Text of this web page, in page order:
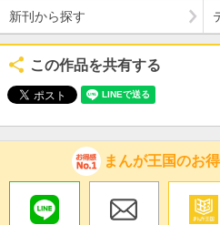
新刊から探す
この作品を共有する
まんが王国のお